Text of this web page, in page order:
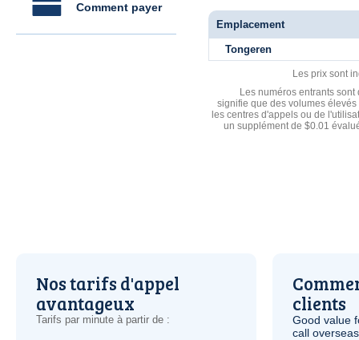
Comment payer
Emplacement
Tongeren
Les prix sont
Les numéros entrants
signifie que des volumes
les centres d'appels ou de
un supplément de $0.01
Nos tarifs d'appel
avantageux
Tarifs par minute à partir de :
clients
Good value
call